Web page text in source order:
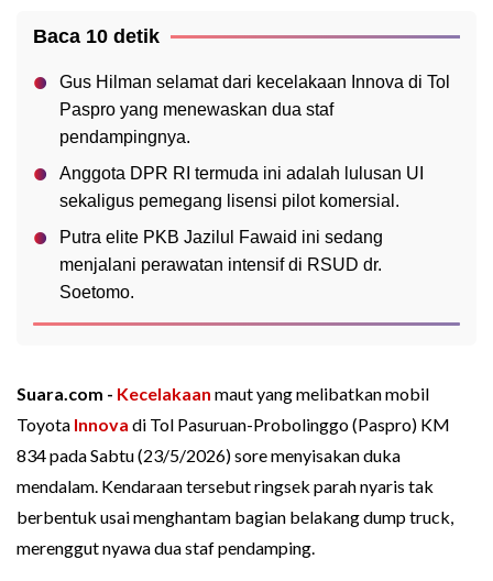
Baca 10 detik
Gus Hilman selamat dari kecelakaan Innova di Tol
Paspro yang menewaskan dua staf
pendampingnya.
Anggota DPR RI termuda ini adalah lulusan UI
sekaligus pemegang lisensi pilot komersial.
Putra elite PKB Jazilul Fawaid ini sedang
menjalani perawatan intensif di RSUD dr.
Soetomo.
Suara.com - Kecelakaan maut yang melibatkan mobil
Toyota Innova di Tol Pasuruan-Probolinggo (Paspro) KM
834 pada Sabtu (23/5/2026) sore menyisakan duka
mendalam. Kendaraan tersebut ringsek parah nyaris tak
berbentuk usai menghantam bagian belakang dump truck,
merenggut nyawa dua staf pendamping.